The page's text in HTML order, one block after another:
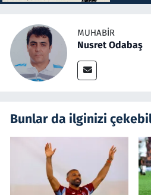
MUHABIR
Nusret Odabaş
Bunlar da ilginizi